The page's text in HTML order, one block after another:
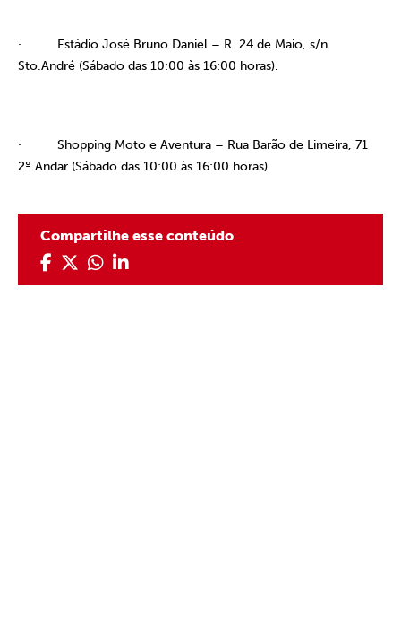
·
Estádio José Bruno Daniel – R. 24 de Maio, s/n
Sto.André (Sábado das 10:00 às 16:00 horas).
·
Shopping Moto e Aventura – Rua Barão de Limeira, 71
2º Andar (Sábado das 10:00 às 16:00 horas).
Compartilhe esse conteúdo